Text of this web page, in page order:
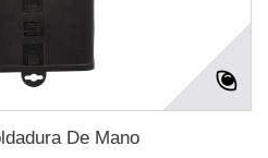
De Mano